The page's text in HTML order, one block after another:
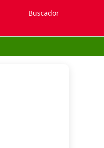
Buscador